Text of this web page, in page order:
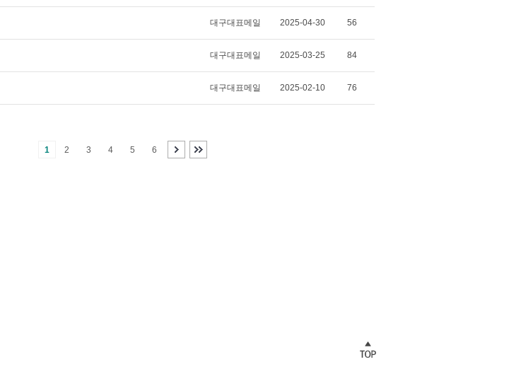
대구대표메일 2025-04-30 56
대구대표메일 2025-03-25 84
대구대표메일 2025-02-10 76
1 2 3 4 5 6